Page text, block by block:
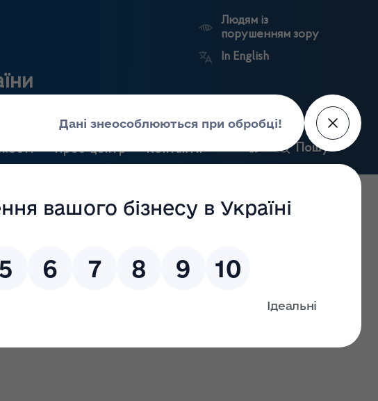
Людям із
порушенням зору
In English
Прес-центр Контакти Пошук
лікарських
Ринковий
Державні
Антикорупційний
портал
місцевості?